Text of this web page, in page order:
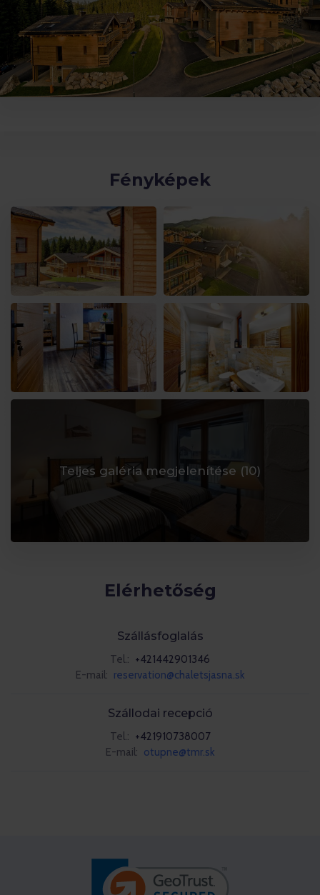
Fényképek
Teljes galéria megjelenítése (10)
Elérhetőség
Szállásfoglalás
Tel.: +421442901346
E-mail: reservation@chaletsjasna.sk
Szállodai recepció
Tel.: +421910738007
E-mail: otupne@tmr.sk